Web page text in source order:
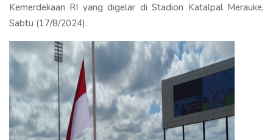
Kemerdekaan RI yang digelar di Stadion Katalpal Merauke,
Sabtu (17/8/2024).